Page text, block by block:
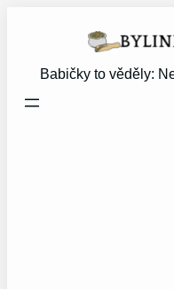
Babičky to věděly: